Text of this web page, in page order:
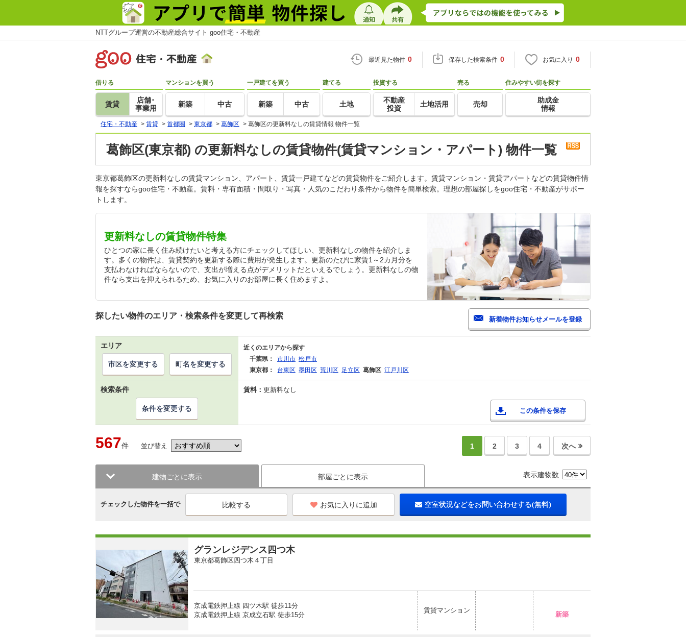
NTTグループ運営の不動産総合サイト goo住宅・不動産
最近見た物件 0 保存した検索条件 0 お気に入り 0
借りる
賃貸
店舗･
事業用
マンションを買う
新築 中古
一戸建てを買う
新築 中古
建てる
土地
投資する
不動産
投資
土地活用
売る
売却
住みやすい街を探す
助成金
情報
住宅・不動産 > 賃貸 > 首都圏 > 東京都 > 葛飾区 > 葛飾区の更新料なしの賃貸情報 物件一覧
葛飾区(東京都) の更新料なしの賃貸物件(賃貸マンション・アパート) 物件一覧
東京都葛飾区の更新料なしの賃貸マンション、アパート、賃貸一戸建てなどの賃貸物件をご紹介します。賃貸マンション・賃貸アパートなどの賃貸物件情
報を探すならgoo住宅・不動産。賃料・専有面積・間取り・写真・人気のこだわり条件から物件を簡単検索。理想の部屋探しをgoo住宅・不動産がサポー
トします。
更新料なしの賃貸物件特集
ひとつの家に長く住み続けたいと考える方にチェックしてほしい、更新料なしの物件を紹介しま
す。多くの物件は、賃貸契約を更新する際に費用が発生します。更新のたびに家賃1～2カ月分を
支払わなければならないので、支出が増える点がデメリットだといえるでしょう。更新料なしの物
件なら支出を抑えられるため、お気に入りのお部屋に長く住めますよ。
探したい物件のエリア・検索条件を変更して再検索
エリア
近くのエリアから探す
千葉県：
市川市 松戸市
東京都：
台東区 墨田区 荒川区 足立区 葛飾区 江戸川区
市区を変更する 町名を変更する
検索条件 賃料： 更新料なし
この条件を保存
条件を変更する
567件 並び替え 1 2 3 4 次へ
建物ごとに表示 部屋ごとに表示 表示建物数
チェックした物件を一括で お気に入りに追加 空室状況などをお問い合わせする(無料)
グランレジデンス四つ木
東京都葛飾区四つ木４丁目
京成電鉄押上線 四ツ木駅 徒歩11分
京成電鉄押上線 京成立石駅 徒歩15分
賃貸マンション
新築